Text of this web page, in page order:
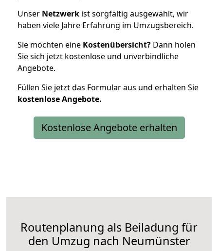
Unser Netzwerk ist sorgfältig ausgewählt, wir
haben viele Jahre Erfahrung im Umzugsbereich.
Sie möchten eine Kostenübersicht? Dann holen
Sie sich jetzt kostenlose und unverbindliche
Angebote.
Füllen Sie jetzt das Formular aus und erhalten Sie
kostenloseAngebote.
Kostenlose Angebote erhalten
Routenplanung als Beiladung für
den Umzug nach Neumünster